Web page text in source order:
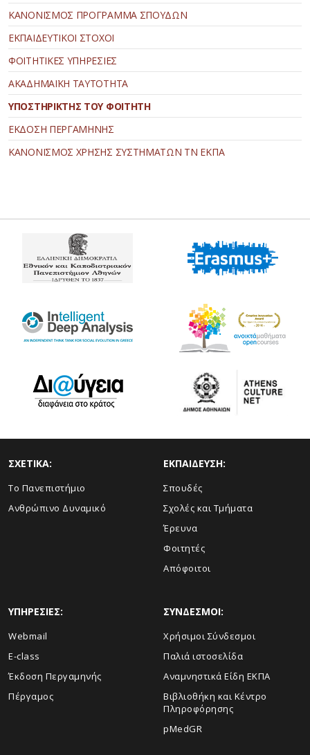
ΚΑΝΟΝΙΣΜΟΣ ΠΡΟΓΡΑΜΜΑ ΣΠΟΥΔΩΝ
ΕΚΠΑΙΔΕΥΤΙΚΟΙ ΣΤΟΧΟΙ
ΦΟΙΤΗΤΙΚΕΣ ΥΠΗΡΕΣΙΕΣ
ΑΚΑΔΗΜΑΪΚΗ ΤΑΥΤΟΤΗΤΑ
ΥΠΟΣΤΗΡΙΚΤΗΣ ΤΟΥ ΦΟΙΤΗΤΗ
ΕΚΔΟΣΗ ΠΕΡΓΑΜΗΝΗΣ
ΚΑΝΟΝΙΣΜΟΣ ΧΡΗΣΗΣ ΣΥΣΤΗΜΑΤΩΝ ΤΝ ΕΚΠΑ
ΣΧΕΤΙΚΑ:
Το Πανεπιστήμιο
Ανθρώπινο Δυναμικό
ΕΚΠΑΙΔΕΥΣΗ:
Σπουδές
Σχολές και Τμήματα
Έρευνα
Φοιτητές
Απόφοιτοι
ΥΠΗΡΕΣΙΕΣ:
Webmail
E-class
Έκδοση Περγαμηνής
Πέργαμος
ΣΥΝΔΕΣΜΟΙ:
Χρήσιμοι Σύνδεσμοι
Παλιά ιστοσελίδα
Αναμνηστικά Είδη ΕΚΠΑ
Βιβλιοθήκη και Κέντρο
Πληροφόρησης
pMedGR